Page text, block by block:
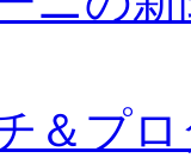
＆プ